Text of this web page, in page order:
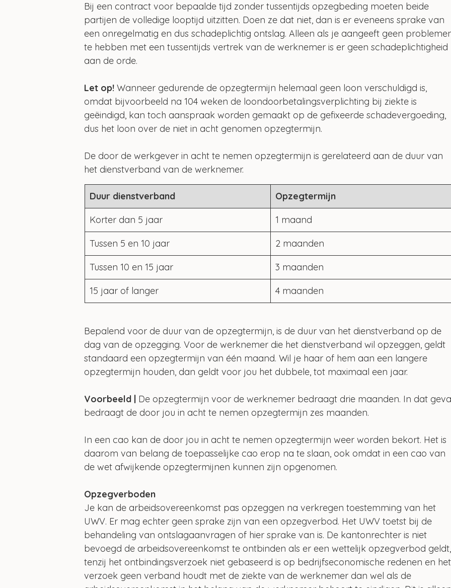
Bij een contract voor bepaalde tijd zonder tussentijds opzegbeding moeten beide
partijen de volledige looptijd uitzitten. Doen ze dat niet, dan is er eveneens sprake van
een onregelmatig en dus schadeplichtig ontslag. Alleen als je aangeeft geen
te hebben met een tussentijds vertrek van de werknemer is er geen schadeplichtigheid
aan de orde.
Let op! Wanneer gedurende de opzegtermijn helemaal geen loon verschuldigd is,
omdat bijvoorbeeld na 104 weken de loondoorbetalingsverplichting bij ziekte is
geëindigd, kan toch aanspraak worden gemaakt op de gefixeerde schadevergoeding,
dus het loon over de niet in acht genomen opzegtermijn.
De door de werkgever in acht te nemen opzegtermijn is gerelateerd aan de duur van
het dienstverband van de werknemer.
Duur dienstverband Opzegtermijn
Korter dan 5 jaar 1 maand
Tussen 5 en 10 jaar 2 maanden
Tussen 10 en 15 jaar 3 maanden
15 jaar of langer 4 maanden
Bepalend voor de duur van de opzegtermijn, is de duur van het dienstverband op de
dag van de opzegging. Voor de werknemer die het dienstverband wil opzeggen, geldt
standaard een opzegtermijn van één maand. Wil je haar of hem aan een langere
opzegtermijn houden, dan geldt voor jou het dubbele, tot maximaal een jaar.
Voorbeeld | De opzegtermijn voor de werknemer bedraagt drie maanden. In dat
bedraagt de door jou in acht te nemen opzegtermijn zes maanden.
In een cao kan de door jou in acht te nemen opzegtermijn weer worden bekort. Het is
daarom van belang de toepasselijke cao erop na te slaan, ook omdat in een cao van
de wet afwijkende opzegtermijnen kunnen zijn opgenomen.
Opzegverboden
Je kan de arbeidsovereenkomst pas opzeggen na verkregen toestemming van het
UWV. Er mag echter geen sprake zijn van een opzegverbod. Het UWV toetst bij de
behandeling van ontslagaanvragen of hier sprake van is. De kantonrechter is niet
bevoegd de arbeidsovereenkomst te ontbinden als er een wettelijk opzegverbod
tenzij het ontbindingsverzoek niet gebaseerd is op bedrijfseconomische redenen en
verzoek geen verband houdt met de ziekte van de werknemer dan wel als de